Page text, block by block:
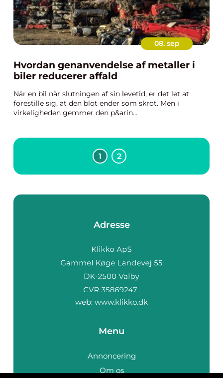
08. sep
Hvordan genanvendelse af metaller i
biler reducerer affald
Når en bil når slutningen af sin levetid, er det let at
forestille sig, at den blot ender som skrot. Men i
virkeligheden gemmer den p&arin...
1 2
Adresse
web: www.klikko.dk
Menu
Annoncering
Om os